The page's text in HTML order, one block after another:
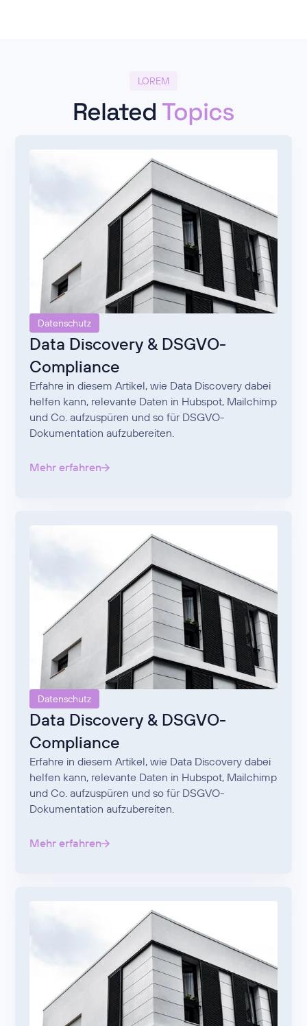
LOREM
Related Topics
Datenschutz
Data Discovery & DSGVO-
Compliance
Erfahre in diesem Artikel, wie Data Discovery dabei
helfen kann, relevante Daten in Hubspot, Mailchimp
und Co. aufzuspüren und so für DSGVO-
Dokumentation aufzubereiten.
Mehr erfahren
Datenschutz
Data Discovery & DSGVO-
Compliance
Erfahre in diesem Artikel, wie Data Discovery dabei
helfen kann, relevante Daten in Hubspot, Mailchimp
und Co. aufzuspüren und so für DSGVO-
Dokumentation aufzubereiten.
Mehr erfahren